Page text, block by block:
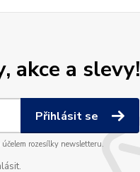
akce a slevy!
Přihlásit se
rozesílky newsletteru.